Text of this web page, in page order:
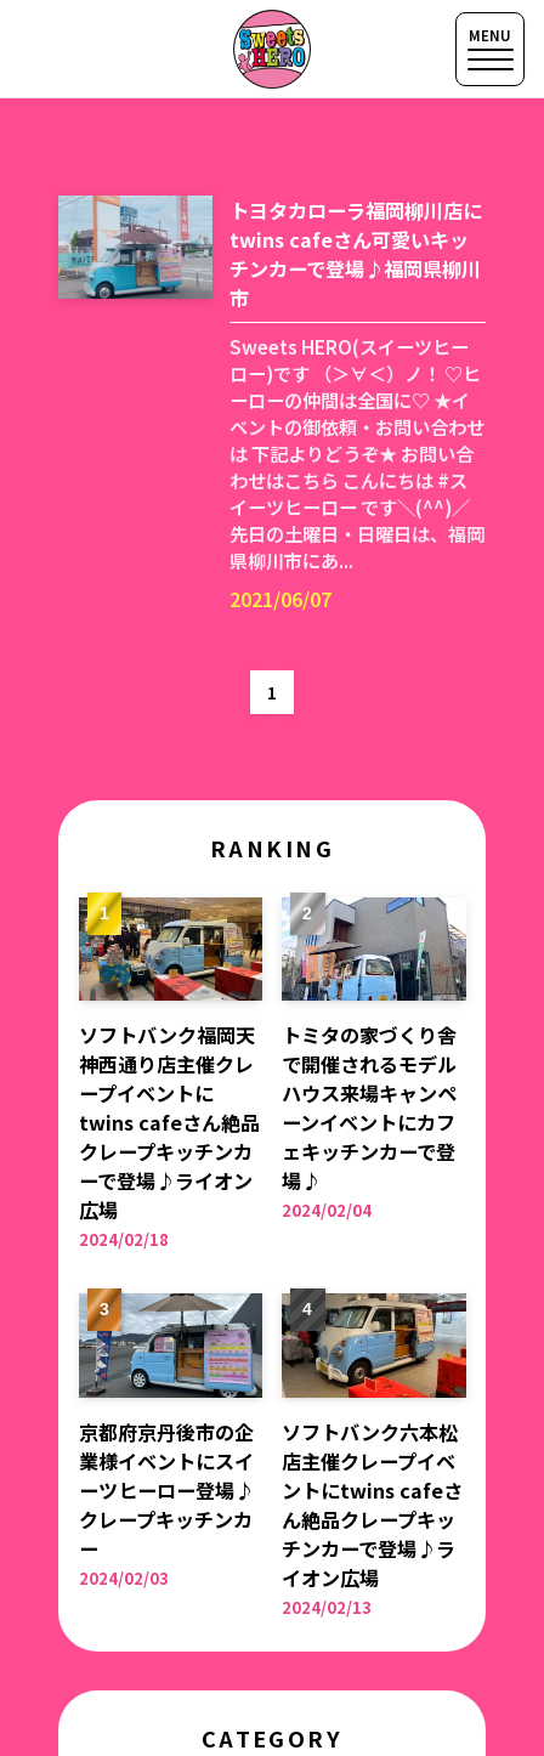
トヨタカローラ福岡柳川店に
twins cafeさん可愛いキッ
チンカーで登場♪福岡県柳川
市
Sweets HERO(スイーツヒー
ロー)です （＞∀＜）ノ！ ♡ヒ
ーローの仲間は全国に♡ ★イ
ベントの御依頼・お問い合わせ
は 下記よりどうぞ★ お問い合
わせはこちら こんにちは #ス
イーツヒーロー です＼(^^)／
先日の土曜日・日曜日は、福岡
県柳川市にあ...
2021/06/07
1
RANKING
ソフトバンク福岡天
神西通り店主催クレ
ープイベントに
twins cafeさん絶品
クレープキッチンカ
ーで登場♪ライオン
広場
2024/02/18
トミタの家づくり舎
で開催されるモデル
ハウス来場キャンペ
ーンイベントにカフ
ェキッチンカーで登
場♪
2024/02/04
京都府京丹後市の企
業様イベントにスイ
ーツヒーロー登場♪
クレープキッチンカ
ー
2024/02/03
ソフトバンク六本松
店主催クレープイベ
ントにtwins cafeさ
ん絶品クレープキッ
チンカーで登場♪ラ
イオン広場
2024/02/13
CATEGORY